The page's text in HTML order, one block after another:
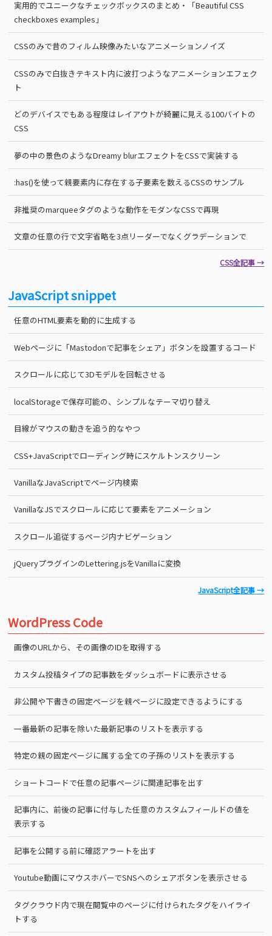
実用的でユニークなチェックボックスのまとめ・「Beautiful CSS
checkboxes examples」
CSSのみで昔のフィルム映像みたいなアニメーションノイズ
CSSのみで白抜きテキスト内に波打つようなアニメーションエフェク
ト
どのデバイスでもある程度はレイアウトが綺麗に見える100バイトの
CSS
夢の中の景色のようなDreamy blurエフェクトをCSSで実装する
:has()を使って親要素内に存在する子要素を数えるCSSのサンプル
非推奨のmarqueeタグのような動作をモダンなCSSで再現
文章の任意の行で文字省略を3点リーダーでなくグラデーションで
CSS全記事 →
JavaScript snippet
任意のHTML要素を動的に生成する
Webページに「Mastodonで記事をシェア」ボタンを設置するコード
スクロールに応じて3Dモデルを回転させる
localStorageで保存可能の、シンプルなテーマ切り替え
目線がマウスの動きを追う的なやつ
CSS+JavaScriptでローディング時にスケルトンスクリーン
VanillaなJavaScriptでページ内検索
VanillaなJSでスクロールに応じて要素をアニメーション
スクロール追従するページ内ナビゲーション
jQueryプラグインのLettering.jsをVanillaに変換
JavaScript全記事 →
WordPress Code
画像のURLから、その画像のIDを取得する
カスタム投稿タイプの記事数をダッシュボードに表示させる
非公開や下書きの固定ページを親ページに設定できるようにする
一番最新の記事を除いた最新記事のリストを表示する
特定の親の固定ページに属する全ての子孫のリストを表示する
ショートコードで任意の記事ページに関連記事を出す
記事内に、前後の記事に付与した任意のカスタムフィールドの値を
表示する
記事を公開する前に確認アラートを出す
Youtube動画にマウスホバーでSNSへのシェアボタンを表示させる
タグクラウド内で現在閲覧中のページに付けられたタグをハイライ
トする